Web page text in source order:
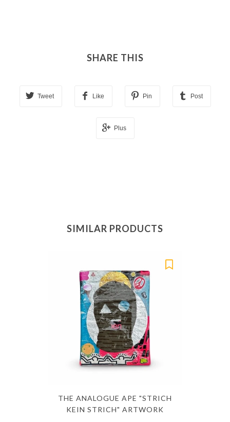
SHARE THIS
Tweet Like Pin Post
Plus
SIMILAR PRODUCTS
THE ANALOGUE APE "STRICH
KEIN STRICH" ARTWORK